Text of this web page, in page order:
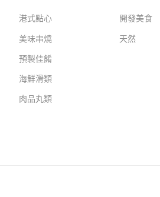
港式點心
美味串燒
預製佳餚
海鮮滑類
肉品丸類
開發美食
天然